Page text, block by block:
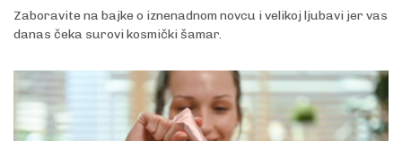
Zaboravite na bajke o iznenadnom novcu i velikoj ljubavi jer vas
danas čeka surovi kosmički šamar.